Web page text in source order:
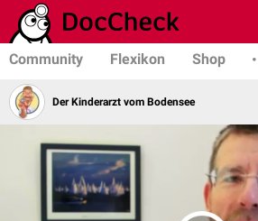
Community Flexikon Shop
Der Kinderarzt vom Bodensee